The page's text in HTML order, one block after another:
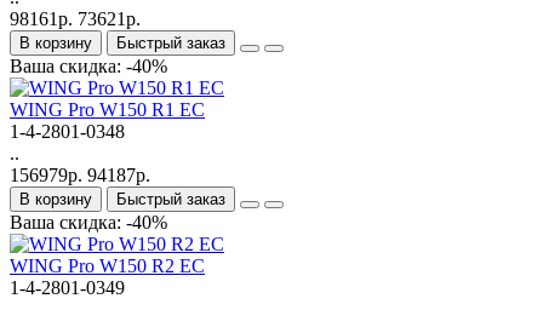
98161р. 73621р.
В корзину Быстрый заказ
Ваша скидка: -40%
WING Pro W150 R1 EC
1-4-2801-0348
..
156979р. 94187р.
В корзину Быстрый заказ
Ваша скидка: -40%
WING Pro W150 R2 EC
1-4-2801-0349